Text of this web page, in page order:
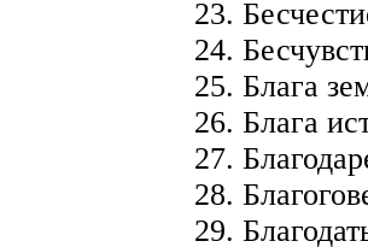
23.
24.
25. Блага
26. Блага
27.
28.
29.